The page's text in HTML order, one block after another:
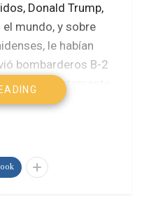
Donald Trump,
mundo, y sobre
le habían
bombarderos B-2
unirse directamente
país, lanzando
en sus